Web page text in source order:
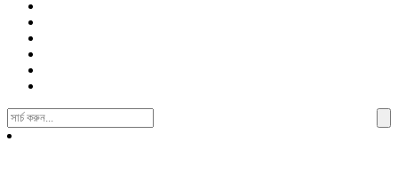
Search
For: